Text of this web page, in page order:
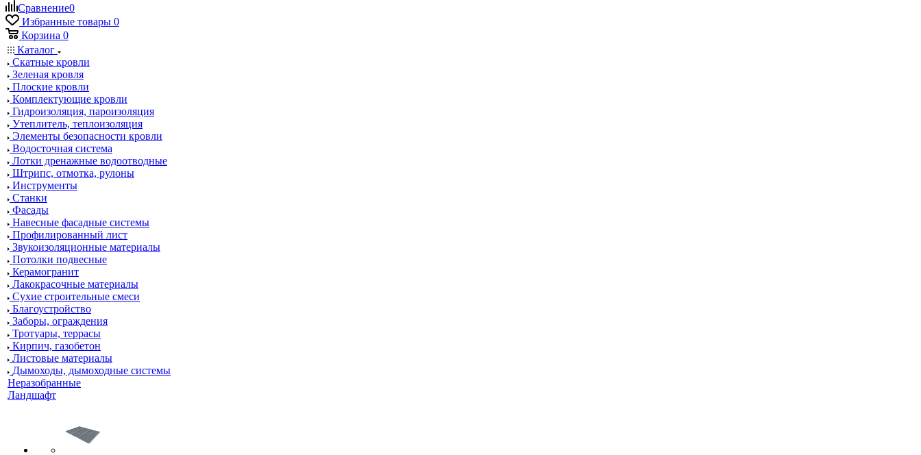
Сравнение0
Избранные товары 0
Корзина 0
Каталог
Скатные кровли
Зеленая кровля
Плоские кровли
Комплектующие кровли
Гидроизоляция, пароизоляция
Утеплитель, теплоизоляция
Элементы безопасности кровли
Водосточная система
Лотки дренажные водоотводные
Штрипс, отмотка, рулоны
Инструменты
Станки
Фасады
Навесные фасадные системы
Профилированный лист
Звукоизоляционные материалы
Потолки подвесные
Керамогранит
Лакокрасочные материалы
Сухие строительные смеси
Благоустройство
Заборы, ограждения
Тротуары, террасы
Кирпич, газобетон
Листовые материалы
Дымоходы, дымоходные системы
Неразобранные
Ландшафт